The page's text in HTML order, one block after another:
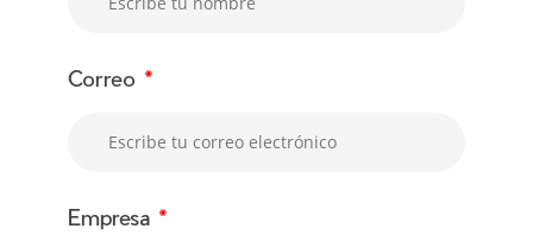
Correo *
Empresa *